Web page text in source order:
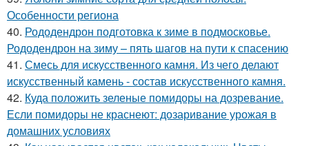
Особенности региона
40. Рододендрон подготовка к зиме в подмосковье.
Рододендрон на зиму – пять шагов на пути к спасению
41. Смесь для искусственного камня. Из чего делают
искусственный камень - состав искусственного камня.
42. Куда положить зеленые помидоры на дозревание.
Если помидоры не краснеют: дозаривание урожая в
домашних условиях